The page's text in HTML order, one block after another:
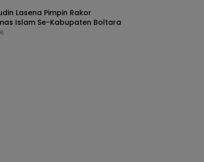
Lasena Pimpin Rakor
Islam Se-Kabupaten Boltara